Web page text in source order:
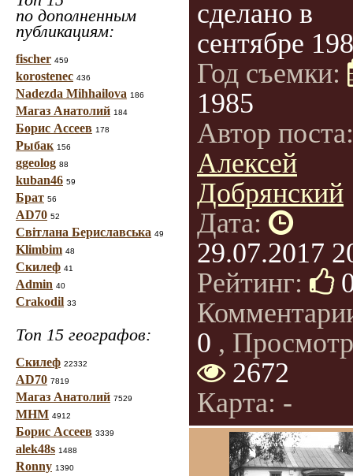
по дополненным
публикациям:
fischer 459
korostenec 436
Nadezda Mihhailova 186
Магаз Анатолий 184
Борис Ассеев 178
Рыбак 156
ggeolog 88
kuban46 59
Брат 56
AD70 52
Світлана Бериславська 49
Klimbim 48
Скилеф 41
Admin 40
Crakodil 33
Топ 15 географов:
Скилеф 22332
AD70 7819
Магаз Анатолий 7529
МНМ 4912
Борис Ассеев 3339
alek48s 1488
Ronny 1390
сделано в
сентябре
Год съемки:
1985
Автор
Алексей
Добрянский
Дата:
29.07.2017
Рейтинг:
0 ,
2672
Карта: -